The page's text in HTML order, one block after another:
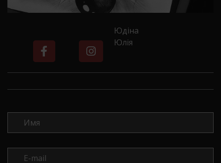
Юдіна
Юлія